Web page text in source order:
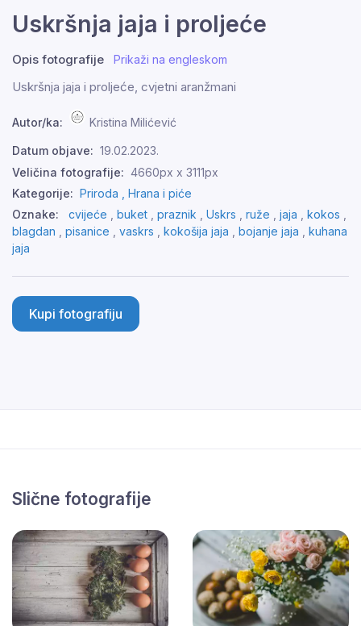
Uskršnja jaja i proljeće
Opis fotografije Prikaži na engleskom
Uskršnja jaja i proljeće, cvjetni aranžmani
Autor/ka: Kristina Milićević
Datum objave: 19.02.2023.
Veličina fotografije: 4660px x 3111px
Kategorije: Priroda , Hrana i piće
Oznake:
cvijeće buket praznik Uskrs ruže jaja kokos
blagdan
pisanice vaskrs kokošija jaja bojanje jaja
kuhana
jaja
Kupi fotografiju
Slične fotografije